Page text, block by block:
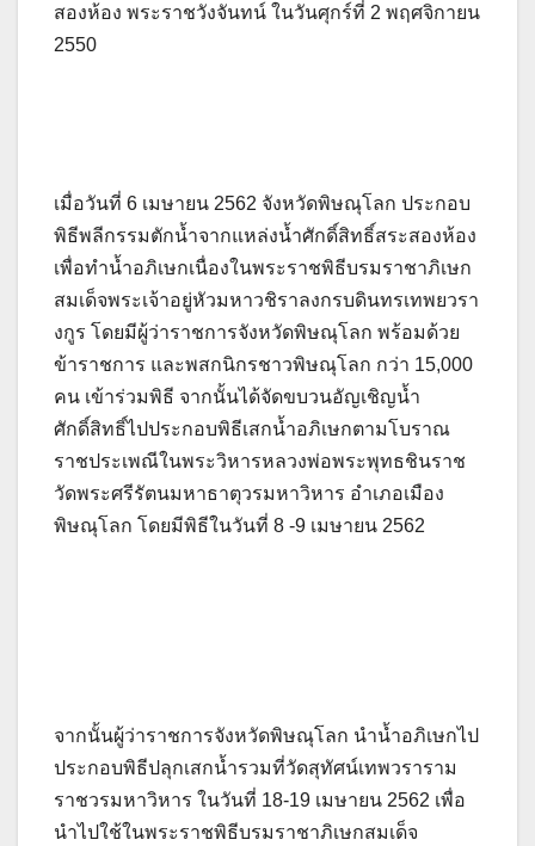
สองห้อง พระราชวังจันทน์ ในวันศุกร์ที่ 2 พฤศจิกายน
2550
เมื่อวันที่ 6 เมษายน 2562 จังหวัดพิษณุโลก ประกอบ
พิธีพลีกรรมตักน้ำจากแหล่งน้ำศักดิ์สิทธิ์สระสองห้อง
เพื่อทำน้ำอภิเษกเนื่องในพระราชพิธีบรมราชาภิเษก
สมเด็จพระเจ้าอยู่หัวมหาวชิราลงกรบดินทรเทพยวรา
งกูร โดยมีผู้ว่าราชการจังหวัดพิษณุโลก พร้อมด้วย
ข้าราชการ และพสกนิกรชาวพิษณุโลก กว่า 15,000
คน เข้าร่วมพิธี จากนั้นได้จัดขบวนอัญเชิญน้ำ
ศักดิ์สิทธิ์ไปประกอบพิธีเสกน้ำอภิเษกตามโบราณ
ราชประเพณีในพระวิหารหลวงพ่อพระพุทธชินราช
วัดพระศรีรัตนมหาธาตุวรมหาวิหาร อำเภอเมือง
พิษณุโลก โดยมีพิธีในวันที่ 8 -9 เมษายน 2562
จากนั้นผู้ว่าราชการจังหวัดพิษณุโลก นำน้ำอภิเษกไป
ประกอบพิธีปลุกเสกน้ำรวมที่วัดสุทัศน์เทพวราราม
ราชวรมหาวิหาร ในวันที่ 18-19 เมษายน 2562 เพื่อ
นำไปใช้ในพระราชพิธีบรมราชาภิเษกสมเด็จ